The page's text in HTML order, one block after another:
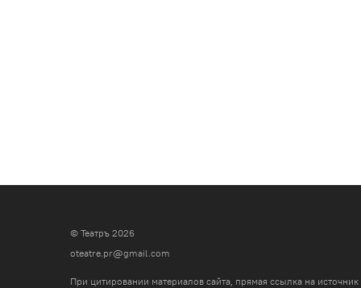
© Театръ 2026
oteatre.pr@gmail.com
При цитировании материалов сайта, прямая ссылка на источник